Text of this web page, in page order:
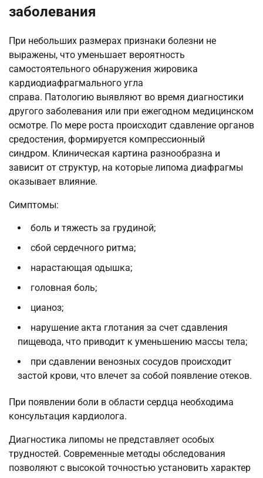
заболевания
При небольших размерах признаки болезни не
выражены, что уменьшает вероятность
самостоятельного обнаружения жировика
кардиодиафрагмального угла
справа. Патологию выявляют во время диагностики
другого заболевания или при ежегодном медицинском
осмотре. По мере роста происходит сдавление органов
средостения, формируется компрессионный
синдром. Клиническая картина разнообразна и
зависит от структур, на которые липома диафрагмы
оказывает влияние.
Симптомы:
боль и тяжесть за грудиной;
сбой сердечного ритма;
нарастающая одышка;
головная боль;
цианоз;
нарушение акта глотания за счет сдавления
пищевода, что приводит к уменьшению массы тела;
при сдавлении венозных сосудов происходит
застой крови, что влечет за собой появление отеков.
При появлении боли в области сердца необходима
консультация кардиолога.
Диагностика липомы не представляет особых
трудностей. Современные методы обследования
позволяют с высокой точностью установить характер